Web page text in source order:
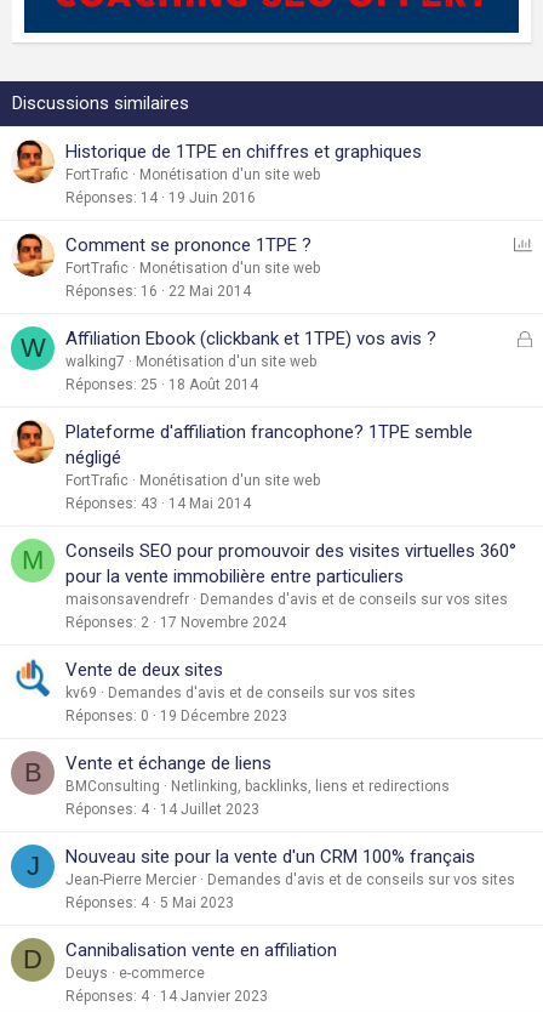
Discussions similaires
Historique de 1TPE en chiffres et graphiques
FortTrafic
Monétisation d'un site web
Réponses 14 19 Juin 2016
a
Comment se prononce 1TPE ?
FortTrafic
Monétisation d'un site web
Réponses 16 22 Mai 2014
W
F
Affiliation Ebook (clickbank et 1TPE) vos avis ?
walking7
Monétisation d'un site web
Réponses 25 18 Août 2014
Plateforme d'affiliation francophone? 1TPE semble
négligé
FortTrafic
Monétisation d'un site web
Réponses 43 14 Mai 2014
M
Conseils SEO pour promouvoir des visites virtuelles 360°
pour la vente immobilière entre particuliers
maisonsavendrefr
Demandes d'avis et de conseils sur vos sites
Réponses 2 17 Novembre 2024
Vente de deux sites
kv69
Demandes d'avis et de conseils sur vos sites
Réponses 0 19 Décembre 2023
B Vente et échange de liens
BMConsulting
Netlinking, backlinks, liens et redirections
Réponses 4 14 Juillet 2023
J Nouveau site pour la vente d'un CRM 100% français
Jean-Pierre Mercier
Demandes d'avis et de conseils sur vos sites
Réponses 4 5 Mai 2023
D Cannibalisation vente en affiliation
Deuys
e-commerce
Réponses 4 14 Janvier 2023